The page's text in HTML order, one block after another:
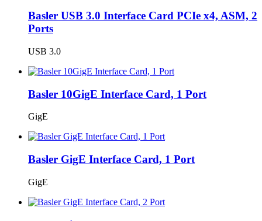
Basler USB 3.0 Interface Card PCIe x4, ASM, 2
Ports
USB 3.0
Basler 10GigE Interface Card, 1 Port
GigE
Basler GigE Interface Card, 1 Port
GigE